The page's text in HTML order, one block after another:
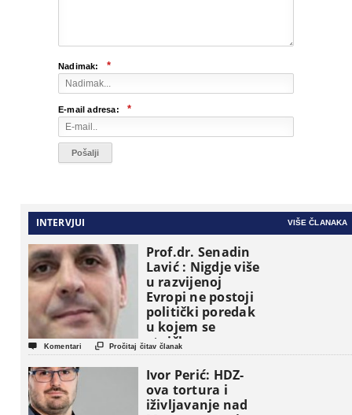
Nadimak: *
E-mail adresa: *
INTERVJUI VIŠE ČLANAKA
Prof.dr. Senadin
Lavić : Nigdje više
u razvijenoj
Evropi ne postoji
politički poredak
u kojem se
etničke grupe
pojavljuju kao
osnovne
političke jedinice
 Komentari  Pročitaj čitav članak
Ivor Perić: HDZ-
ova tortura i
iživljavanje nad